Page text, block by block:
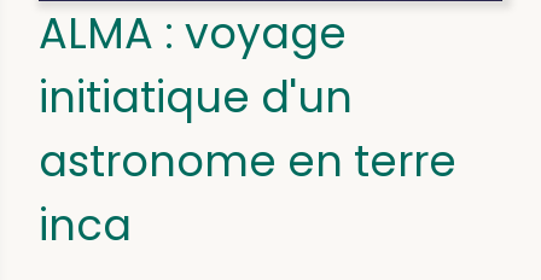
ALMA : voyage
initiatique d'un
astronome en terre
inca